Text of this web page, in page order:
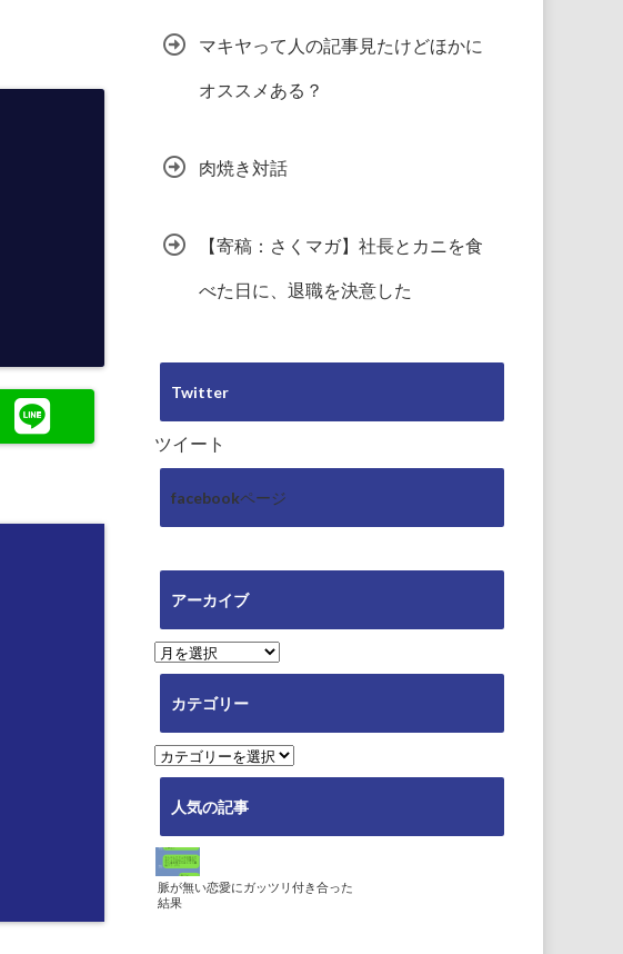
マキヤって人の記事見たけどほかに
オススメある？
肉焼き対話
【寄稿：さくマガ】社長とカニを食
べた日に、退職を決意した
Twitter
ツイート
facebookページ
アーカイブ
ア
ー
ブ
カテゴリー
カ
テ
ー
人気の記事
脈が無い恋愛にガッツリ付き合った
結果